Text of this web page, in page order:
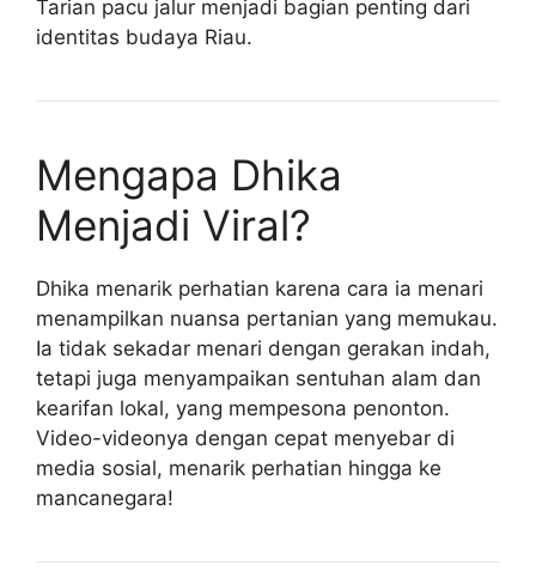
Tarian pacu jalur menjadi bagian penting dari
identitas budaya Riau.
Mengapa Dhika
Menjadi Viral?
Dhika menarik perhatian karena cara ia menari
menampilkan nuansa pertanian yang memukau.
Ia tidak sekadar menari dengan gerakan indah,
tetapi juga menyampaikan sentuhan alam dan
kearifan lokal, yang mempesona penonton.
Video-videonya dengan cepat menyebar di
media sosial, menarik perhatian hingga ke
mancanegara!